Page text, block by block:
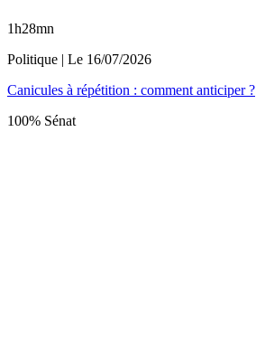
1h28mn
Politique | Le 16/07/2026
Canicules à répétition : comment anticiper ?
100% Sénat